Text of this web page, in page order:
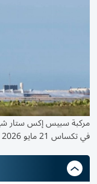
في تكساس 21 مايو 2026